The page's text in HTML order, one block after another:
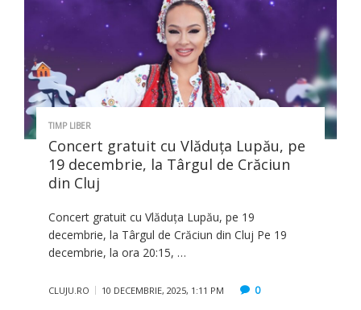
TIMP LIBER
Concert gratuit cu Vlăduța Lupău, pe
19 decembrie, la Târgul de Crăciun
din Cluj
Concert gratuit cu Vlăduța Lupău, pe 19
decembrie, la Târgul de Crăciun din Cluj Pe 19
decembrie, la ora 20:15, …
CLUJU.RO 10 DECEMBRIE, 2025, 1:11 PM 0